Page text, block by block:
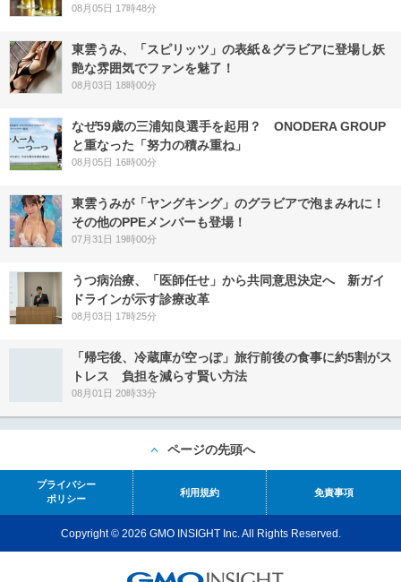
08月05日 17時48分
東雲うみ、「スピリッツ」の表紙＆グラビアに登場し妖
艶な雰囲気でファンを魅了！
08月03日 18時00分
なぜ59歳の三浦知良選手を起用？ ONODERA GROUP
と重なった「努力の積み重ね」
08月05日 16時00分
東雲うみが「ヤングキング」のグラビアで泡まみれに！
その他のPPEメンバーも登場！
07月31日 19時00分
うつ病治療、「医師任せ」から共同意思決定へ 新ガイ
ドラインが示す診療改革
08月03日 17時25分
「帰宅後、冷蔵庫が空っぽ」旅行前後の食事に約5割がス
トレス 負担を減らす賢い方法
08月01日 20時33分
ページの先頭へ
プライバシー
ポリシー
利用規約 免責事項
Copyright © 2026 GMO INSIGHT Inc. All Rights Reserved.